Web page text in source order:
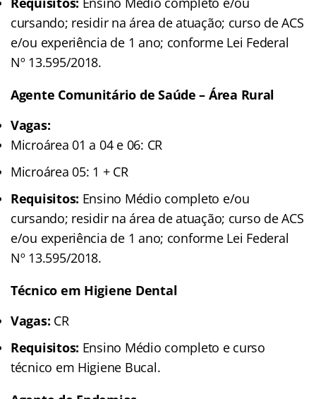
cursando; residir na área de atuação; curso de ACS
e/ou experiência de 1 ano; conforme Lei Federal
Nº 13.595/2018.
Agente Comunitário de Saúde – Área Rural
Vagas:
Microárea 01 a 04 e 06: CR
Microárea 05: 1 + CR
Requisitos: Ensino Médio completo e/ou
cursando; residir na área de atuação; curso de ACS
e/ou experiência de 1 ano; conforme Lei Federal
Nº 13.595/2018.
Técnico em Higiene Dental
Vagas: CR
Requisitos: Ensino Médio completo e curso
técnico em Higiene Bucal.